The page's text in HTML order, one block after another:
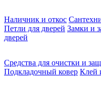
Наличник и откос
Петли для дверей Замки и
дверей
Средства для очистки и
Подкладочный ковер Клей